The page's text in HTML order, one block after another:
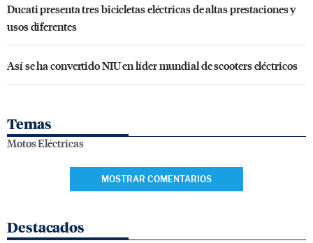
Ducati presenta tres bicicletas eléctricas de altas prestaciones y
usos diferentes
Así se ha convertido NIU en líder mundial de scooters eléctricos
Temas
Motos Eléctricas
MOSTRAR COMENTARIOS
Destacados